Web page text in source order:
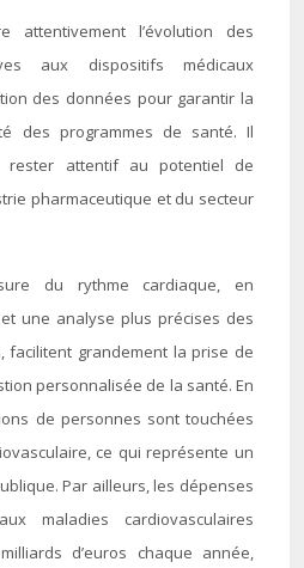
l’évolution des
aux dispositifs médicaux
des données pour garantir la
des programmes de santé. Il
rester attentif au potentiel de
pharmaceutique et du secteur
du rythme cardiaque, en
une analyse plus précises des
facilitent grandement la prise de
personnalisée de la santé. En
de personnes sont touchées
ce qui représente un
Par ailleurs, les dépenses
maladies cardiovasculaires
d’euros chaque année,